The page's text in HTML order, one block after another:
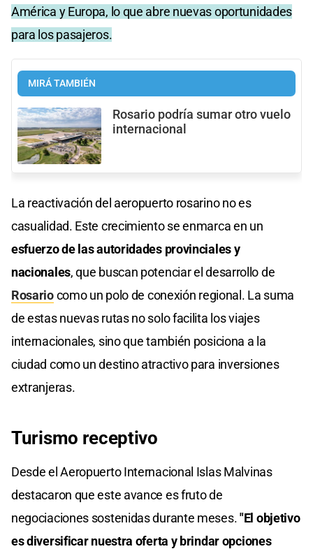
América y Europa, lo que abre nuevas oportunidades
para los pasajeros.
MIRÁ TAMBIÉN
Rosario podría sumar otro vuelo
internacional
La reactivación del aeropuerto rosarino no es
casualidad. Este crecimiento se enmarca en un
esfuerzo de las autoridades provinciales y
nacionales, que buscan potenciar el desarrollo de
Rosariocomo un polo de conexión regional. La suma
de estas nuevas rutas no solo facilita los viajes
internacionales, sino que también posiciona a la
ciudad como un destino atractivo para inversiones
extranjeras.
Turismo receptivo
Desde el Aeropuerto Internacional Islas Malvinas
destacaron que este avance es fruto de
negociaciones sostenidas durante meses."El objetivo
es diversificar nuestra oferta y brindar opciones